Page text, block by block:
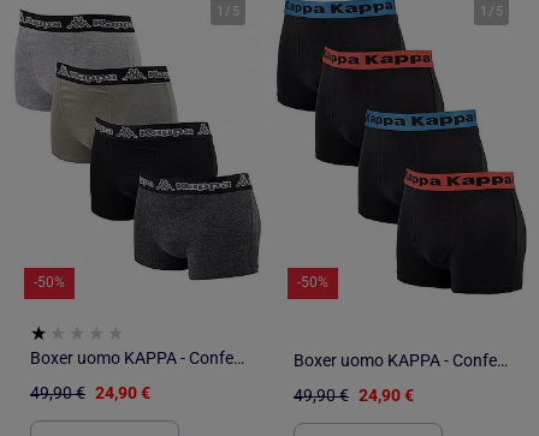
1 / 5
-50%
Boxer uomo KAPPA - Confezione da 4
49,90 € 24,90 €
1 / 5
-50%
Boxer uomo KAPPA - Confezione da 4
49,90 € 24,90 €